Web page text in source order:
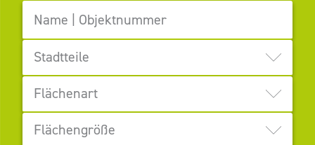
Stadtteile
HafenCity I
Speicherstadt
Uhlenhorst
City Süd
Flächenart
Flächengröße